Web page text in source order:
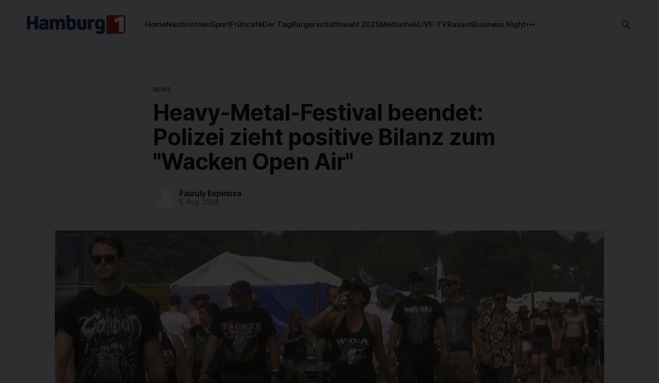
HomeNachrichtenSportFrühcaféDer TagBürgerschaftswahl 2025MediathekLIVE-TVRasantBusiness Night
NEWS
Heavy-Metal-Festival beendet:
Polizei zieht positive Bilanz zum
"Wacken Open Air"
Faizuly Espinosa
5. Aug. 2024